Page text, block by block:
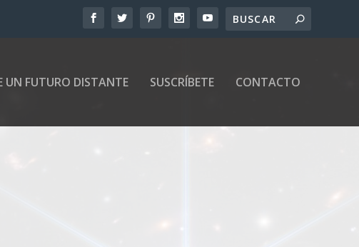
UN FUTURO DISTANTE SUSCRÍBETE CONTACTO